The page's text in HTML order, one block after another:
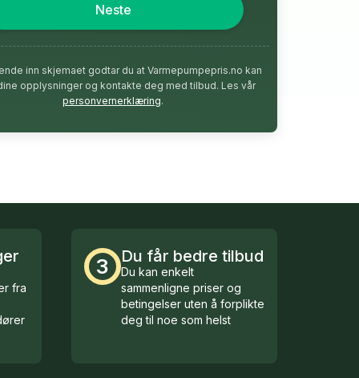
Neste
inn skjemaet godtar du at Varmepumpepris.no kan
opplysninger og kontakte deg med tilbud. Les vår
personvernerklæring.
fra
3 Du får bedre tilbud
Du kan enkelt
sammenligne priser og
betingelser uten å forplikte
deg til noe som helst